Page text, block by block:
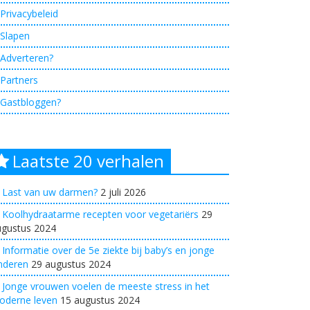
Privacybeleid
Slapen
Adverteren?
Partners
Gastbloggen?
Laatste 20 verhalen
Last van uw darmen? 2 juli 2026
Koolhydraatarme recepten voor vegetariërs 29
2024
Informatie over de 5e ziekte bij baby’s en jonge
29 augustus 2024
Jonge vrouwen voelen de meeste stress in het
leven 15 augustus 2024